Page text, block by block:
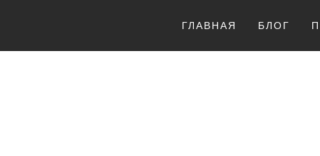
содержимому
ГЛАВНАЯ БЛОГ